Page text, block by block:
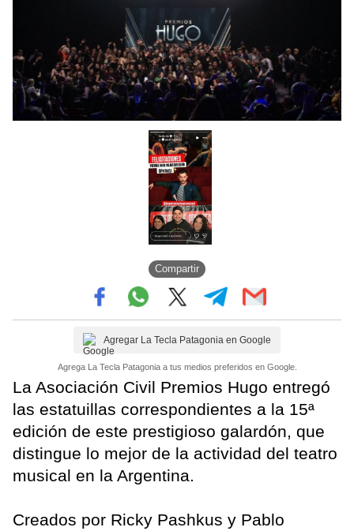
Compartir
Agregar La Tecla Patagonia en Google
Agrega La Tecla Patagonia a tus medios preferidos en Google.
La Asociación Civil Premios Hugo entregó
las estatuillas correspondientes a la 15ª
edición de este prestigioso galardón, que
distingue lo mejor de la actividad del teatro
musical en la Argentina.
Creados por Ricky Pashkus y Pablo